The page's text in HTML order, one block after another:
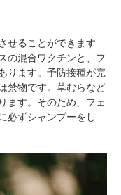
せることができます
の混合ワクチンと、フ
ります。予防接種が完
禁物です。草むらなど
ます。そのため、フェ
必ずシャンプーをし